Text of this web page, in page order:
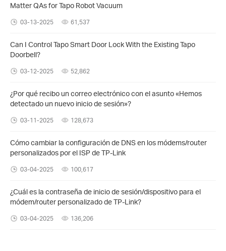
Matter QAs for Tapo Robot Vacuum
03-13-2025 61,537
Can I Control Tapo Smart Door Lock With the Existing Tapo
Doorbell?
03-12-2025 52,862
¿Por qué recibo un correo electrónico con el asunto «Hemos
detectado un nuevo inicio de sesión»?
03-11-2025 128,673
Cómo cambiar la configuración de DNS en los módems/router
personalizados por el ISP de TP-Link
03-04-2025 100,617
¿Cuál es la contraseña de inicio de sesión/dispositivo para el
módem/router personalizado de TP-Link?
03-04-2025 136,206